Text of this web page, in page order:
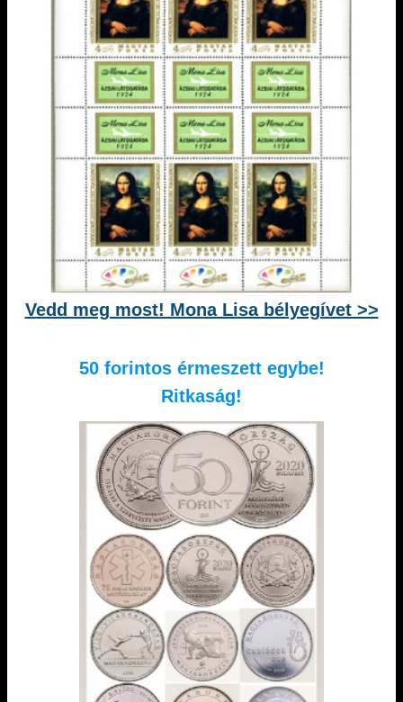
Vedd meg most! Mona Lisa bélyegívet >>
50 forintos érmeszett egybe!
Ritkaság!